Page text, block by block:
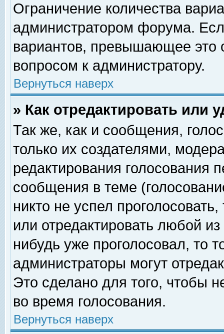
Ограничение количества
администратором форума.
вариантов, превышающее это
вопросом к администратору.
Вернуться наверх
» Как отредактировать или
Так же, как и сообщения,
только их создателями,
редактирования голосования
сообщения в теме
никто не успел
или отредактировать любой
нибудь уже проголосовал, то
администраторы могут
Это сделано для того, чтобы
во время голосования.
Вернуться наверх